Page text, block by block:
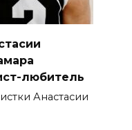
любитель
Анастасии